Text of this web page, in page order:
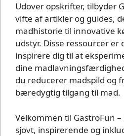
Udover opskrifter, tilbyder
vifte af artikler og guides,
madhistorie til innovative
udstyr. Disse ressourcer er
inspirere dig til at
dine
du reducerer madspild og
bæredygtig tilgang til mad.
Velkommen til GastroFun
sjovt, inspirerende og